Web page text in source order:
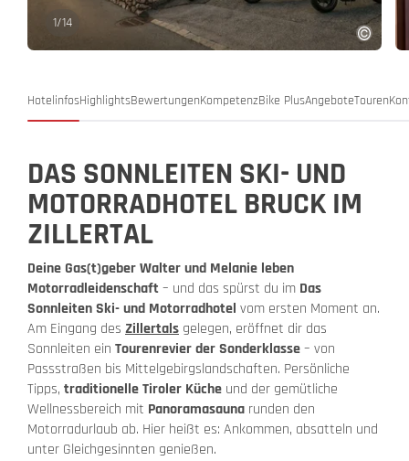
1/14
HotelinfosHighlightsBewertungenKompetenzBike PlusAngeboteTouren
DAS SONNLEITEN SKI- UND
MOTORRADHOTEL BRUCK IM
ZILLERTAL
Deine Gas(t)geber Walter und Melanie leben
Motorradleidenschaft– und das spürst du im Das
Sonnleiten Ski- und Motorradhotel vom ersten Moment an.
Am Eingang des Zillertals gelegen, eröffnet dir das
Sonnleiten ein Tourenrevier der Sonderklasse– von
Passstraßen bis Mittelgebirgslandschaften. Persönliche
Tipps, traditionelle Tiroler Küche und der gemütliche
Wellnessbereich mit Panoramasauna runden den
Motorradurlaub ab. Hier heißt es: Ankommen, absatteln und
unter Gleichgesinnten genießen.